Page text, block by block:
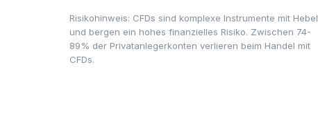
Risikohinweis: CFDs sind komplexe Instrumente mit Hebel
und bergen ein hohes finanzielles Risiko. Zwischen 74-
89% der Privatanlegerkonten verlieren beim Handel mit
CFDs.